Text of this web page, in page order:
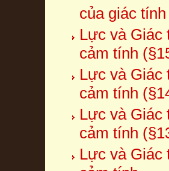
của giác
Lực và Giác
cảm tính
Lực và Giác
cảm tính
Lực và Giác
cảm tính
Lực và Giác